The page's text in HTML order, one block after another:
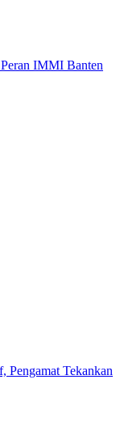
IMMI Banten
Tekankan